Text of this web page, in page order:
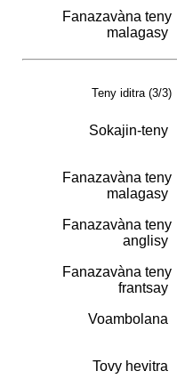
Fanazavàna teny
malagasy
Teny iditra (3/3)
Sokajin-teny
Fanazavàna teny
malagasy
Fanazavàna teny
anglisy
Fanazavàna teny
frantsay
Voambolana
Tovy hevitra